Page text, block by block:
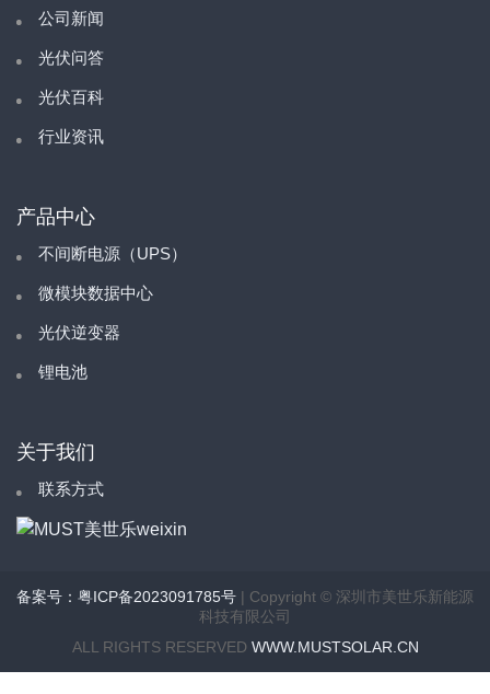
公司新闻
光伏问答
光伏百科
行业资讯
产品中心
不间断电源（UPS）
微模块数据中心
光伏逆变器
锂电池
关于我们
联系方式
备案号：粤ICP备2023091785号 | Copyright © 深圳市美世乐新能源
科技有限公司
ALL RIGHTS RESERVED WWW.MUSTSOLAR.CN